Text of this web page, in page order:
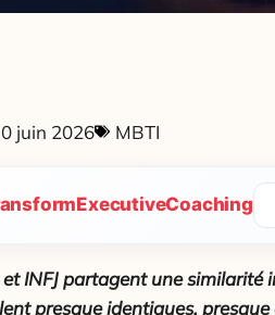
juin 2026 MBTI
et INFJ partagent une
presque identiques,